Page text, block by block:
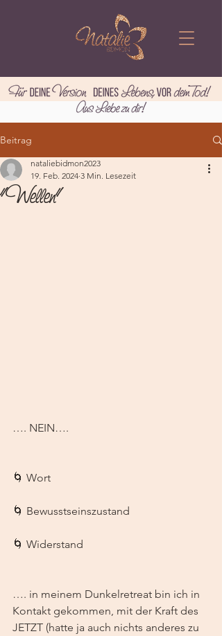
Beitrag
"Wellen"
nataliebidmon2023
19. Feb. 2024 3 Min. Lesezeit
…. NEIN….
🌀 Wort
🌀 Bewusstseinszustand
🌀 Widerstand
…. in meinem Dunkelretreat bin ich in
Kontakt gekommen, mit der Kraft des
JETZT (hatte ja auch nichts anderes zu